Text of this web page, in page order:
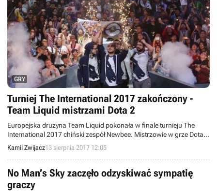
GRY
Turniej The International 2017 zakończony -
Team Liquid mistrzami Dota 2
Europejska drużyna Team Liquid pokonała w finale turnieju The
International 2017 chiński zespół Newbee. Mistrzowie w grze Dota 2
otrzymali do podziału blisko 11 milionów dolarów.
Kamil Zwijacz13 sierpnia 2017 12:05
No Man’s Sky zaczęło odzyskiwać sympatię
graczy